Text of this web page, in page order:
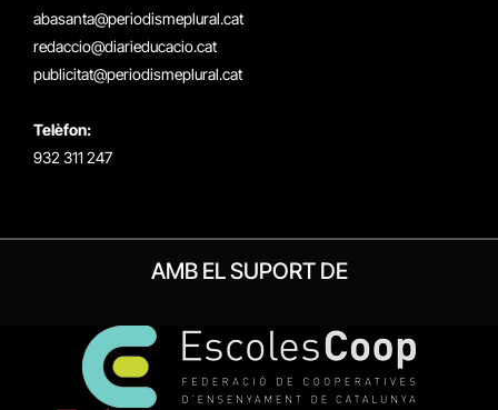
abasanta@periodismeplural.cat
redaccio@diarieducacio.cat
publicitat@periodismeplural.cat
Telèfon:
932 311 247
AMB EL SUPORT DE